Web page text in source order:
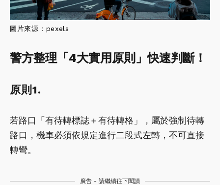
圖片來源： pexels
警方整理「4大實用原則」快速判斷！
原則1.
若路口「有待轉標誌＋有待轉格」，屬於強制待轉
路口，機車必須依規定進行二段式左轉，不可直接
轉彎。
廣告 - 請繼續往下閱讀